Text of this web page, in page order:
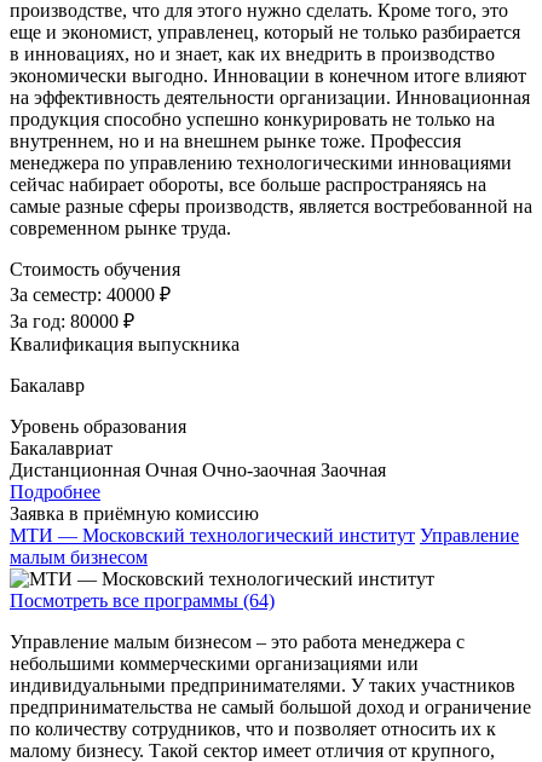
производстве, что для этого нужно сделать. Кроме того, это
еще и экономист, управленец, который не только разбирается
в инновациях, но и знает, как их внедрить в производство
экономически выгодно. Инновации в конечном итоге влияют
на эффективность деятельности организации. Инновационная
продукция способно успешно конкурировать не только на
внутреннем, но и на внешнем рынке тоже. Профессия
менеджера по управлению технологическими инновациями
сейчас набирает обороты, все больше распространяясь на
самые разные сферы производств, является востребованной на
современном рынке труда.
Стоимость обучения
За семестр: 40000 ₽
За год: 80000 ₽
Квалификация выпускника
Бакалавр
Уровень образования
Бакалавриат
Дистанционная Очная Очно-заочная Заочная
Подробнее
Заявка в приёмную комиссию
МТИ — Московский технологический институт Управление
малым бизнесом
Посмотреть все программы (64)
Управление малым бизнесом – это работа менеджера с
небольшими коммерческими организациями или
индивидуальными предпринимателями. У таких участников
предпринимательства не самый большой доход и ограничение
по количеству сотрудников, что и позволяет относить их к
малому бизнесу. Такой сектор имеет отличия от крупного,